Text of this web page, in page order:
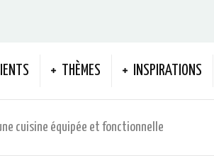
THÈMES INSPIRATIONS
cuisine équipée et fonctionnelle